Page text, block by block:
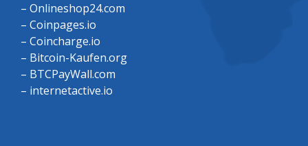
– Onlineshop24.com
– Coinpages.io
– Coincharge.io
– Bitcoin-Kaufen.org
– BTCPayWall.com
– internetactive.io